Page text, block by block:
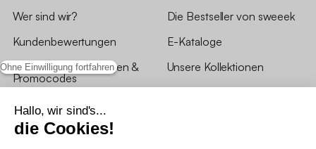
Ohne Einwilligung fortfahren
Hallo, wir sind's...
die Cookies!
Wer sind wir?
Kundenbewertungen
*Angebotsbedingungen &
Promocodes
Bewertungen von sweeek
Unsere Geschäfte
Die Bestseller von sweeek
E-Kataloge
Unsere Kollektionen